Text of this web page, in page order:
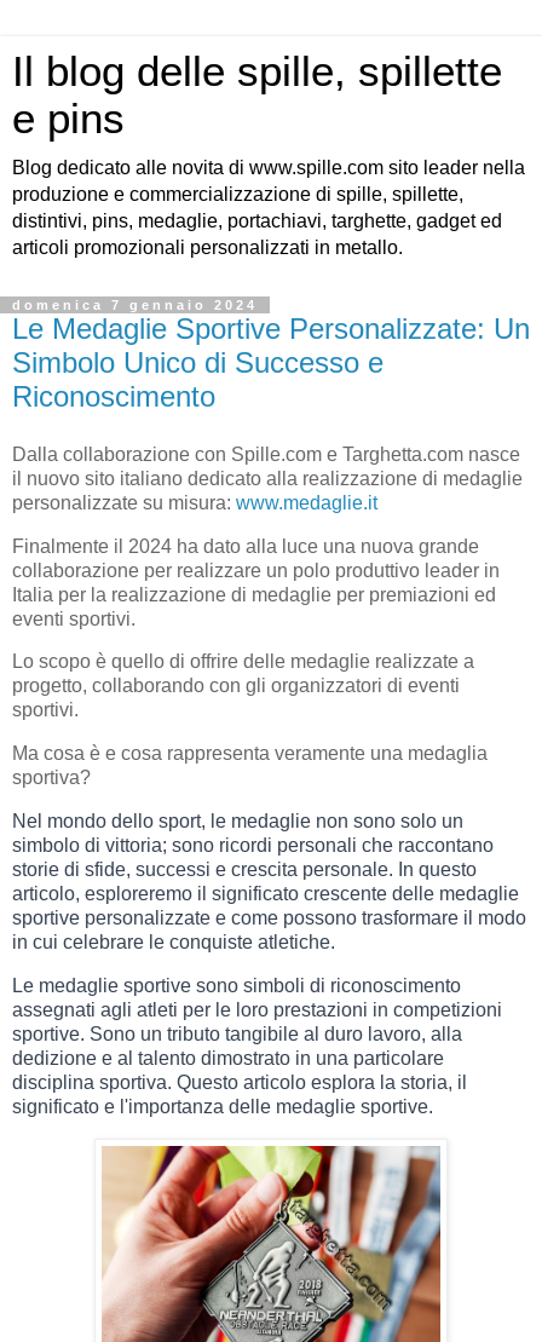
Il blog delle spille, spillette
e pins
Blog dedicato alle novita di www.spille.com sito leader nella
produzione e commercializzazione di spille, spillette,
distintivi, pins, medaglie, portachiavi, targhette, gadget ed
articoli promozionali personalizzati in metallo.
domenica 7 gennaio 2024
Le Medaglie Sportive Personalizzate: Un
Simbolo Unico di Successo e
Riconoscimento
Dalla collaborazione con Spille.com e Targhetta.com nasce
il nuovo sito italiano dedicato alla realizzazione di medaglie
personalizzate su misura: www.medaglie.it
Finalmente il 2024 ha dato alla luce una nuova grande
collaborazione per realizzare un polo produttivo leader in
Italia per la realizzazione di medaglie per premiazioni ed
eventi sportivi.
Lo scopo è quello di offrire delle medaglie realizzate a
progetto, collaborando con gli organizzatori di eventi
sportivi.
Ma cosa è e cosa rappresenta veramente una medaglia
sportiva?
Nel mondo dello sport, le medaglie non sono solo un
simbolo di vittoria; sono ricordi personali che raccontano
storie di sfide, successi e crescita personale. In questo
articolo, esploreremo il significato crescente delle medaglie
sportive personalizzate e come possono trasformare il modo
in cui celebrare le conquiste atletiche.
Le medaglie sportive sono simboli di riconoscimento
assegnati agli atleti per le loro prestazioni in competizioni
sportive. Sono un tributo tangibile al duro lavoro, alla
dedizione e al talento dimostrato in una particolare
disciplina sportiva. Questo articolo esplora la storia, il
significato e l'importanza delle medaglie sportive.